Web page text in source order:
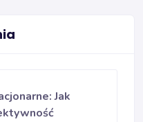
Jak